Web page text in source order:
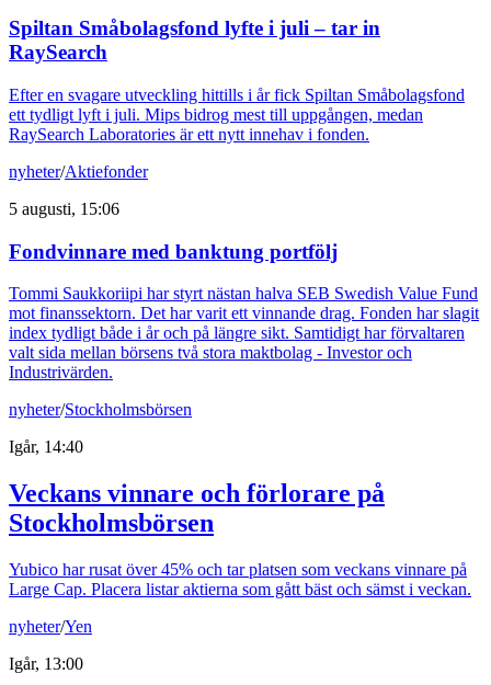
Spiltan Småbolagsfond lyfte i juli – tar in
RaySearch
Efter en svagare utveckling hittills i år fick Spiltan Småbolagsfond
ett tydligt lyft i juli. Mips bidrog mest till uppgången, medan
RaySearch Laboratories är ett nytt innehav i fonden.
nyheter/Aktiefonder
5 augusti, 15:06
Fondvinnare med banktung portfölj
Tommi Saukkoriipi har styrt nästan halva SEB Swedish Value Fund
mot finanssektorn. Det har varit ett vinnande drag. Fonden har slagit
index tydligt både i år och på längre sikt. Samtidigt har förvaltaren
valt sida mellan börsens två stora maktbolag - Investor och
Industrivärden.
nyheter/Stockholmsbörsen
Igår, 14:40
Veckans vinnare och förlorare på
Stockholmsbörsen
Yubico har rusat över 45% och tar platsen som veckans vinnare på
Large Cap. Placera listar aktierna som gått bäst och sämst i veckan.
nyheter/Yen
Igår, 13:00